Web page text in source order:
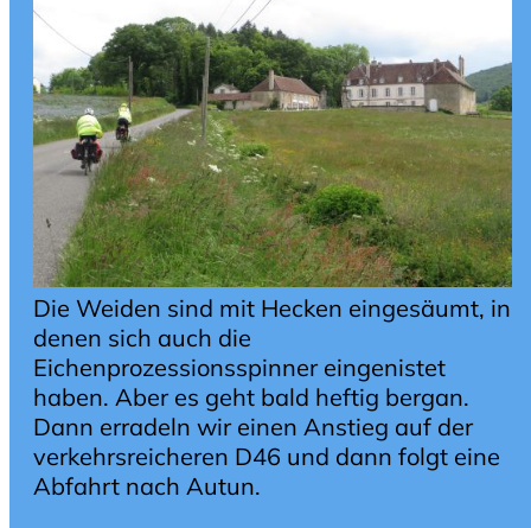
Die Weiden sind mit Hecken eingesäumt, in
denen sich auch die
Eichenprozessionsspinner eingenistet
haben. Aber es geht bald heftig bergan.
Dann erradeln wir einen Anstieg auf der
verkehrsreicheren D46 und dann folgt eine
Abfahrt nach Autun.